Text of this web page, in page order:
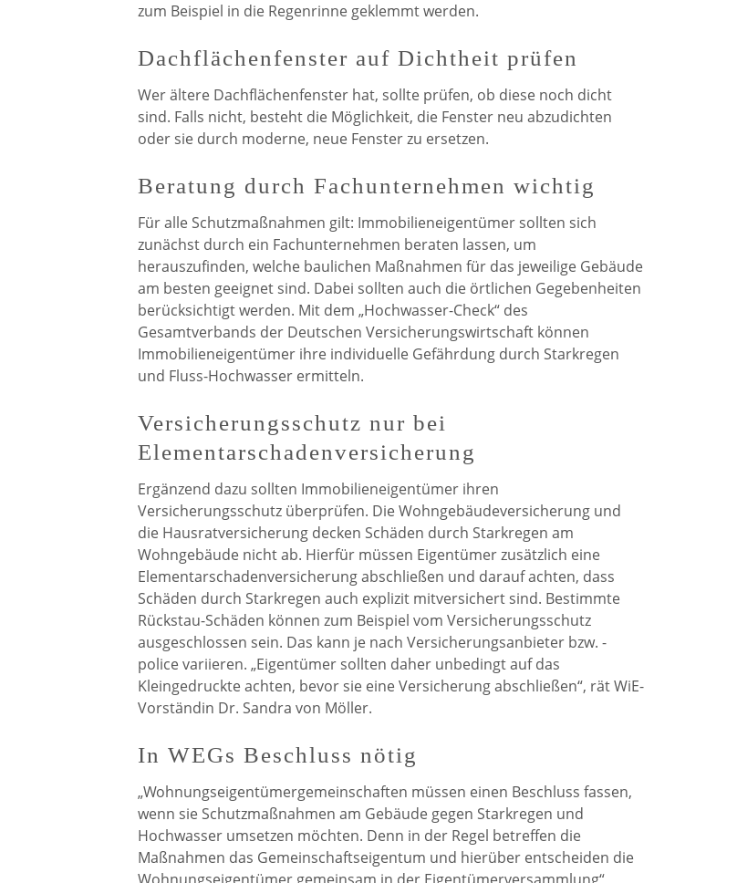
zum Beispiel in die Regenrinne geklemmt werden.
Dachflächenfenster auf Dichtheit prüfen
Wer ältere Dachflächenfenster hat, sollte prüfen, ob diese noch dicht
sind. Falls nicht, besteht die Möglichkeit, die Fenster neu abzudichten
oder sie durch moderne, neue Fenster zu ersetzen.
Beratung durch Fachunternehmen wichtig
Für alle Schutzmaßnahmen gilt: Immobilieneigentümer sollten sich
zunächst durch ein Fachunternehmen beraten lassen, um
herauszufinden, welche baulichen Maßnahmen für das jeweilige Gebäude
am besten geeignet sind. Dabei sollten auch die örtlichen Gegebenheiten
berücksichtigt werden. Mit dem „Hochwasser-Check“ des
Gesamtverbands der Deutschen Versicherungswirtschaft können
Immobilieneigentümer ihre individuelle Gefährdung durch Starkregen
und Fluss-Hochwasser ermitteln.
Versicherungsschutz nur bei
Elementarschadenversicherung
Ergänzend dazu sollten Immobilieneigentümer ihren
Versicherungsschutz überprüfen. Die Wohngebäudeversicherung und
die Hausratversicherung decken Schäden durch Starkregen am
Wohngebäude nicht ab. Hierfür müssen Eigentümer zusätzlich eine
Elementarschadenversicherung abschließen und darauf achten, dass
Schäden durch Starkregen auch explizit mitversichert sind. Bestimmte
Rückstau-Schäden können zum Beispiel vom Versicherungsschutz
ausgeschlossen sein. Das kann je nach Versicherungsanbieter bzw. -
police variieren. „Eigentümer sollten daher unbedingt auf das
Kleingedruckte achten, bevor sie eine Versicherung abschließen“, rät WiE-
Vorständin Dr. Sandra von Möller.
In WEGs Beschluss nötig
„Wohnungseigentümergemeinschaften müssen einen Beschluss fassen,
wenn sie Schutzmaßnahmen am Gebäude gegen Starkregen und
Hochwasser umsetzen möchten. Denn in der Regel betreffen die
Maßnahmen das Gemeinschaftseigentum und hierüber entscheiden die